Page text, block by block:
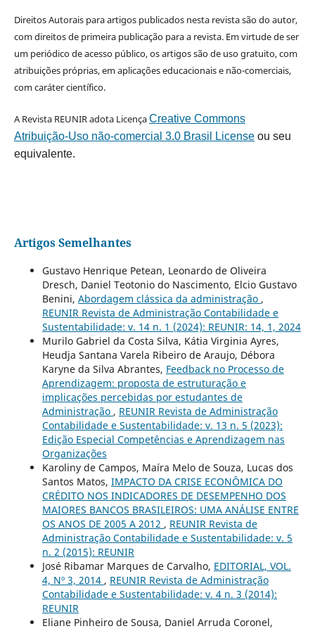
Direitos Autorais para artigos publicados nesta revista são do autor,
com direitos de primeira publicação para a revista. Em virtude de ser
um periódico de acesso público, os artigos são de uso gratuito, com
atribuições próprias, em aplicações educacionais e não-comerciais,
com caráter científico.
A Revista REUNIR adota LicençaCreative Commons
Atribuição-Uso não-comercial 3.0 Brasil Licenseou seu
equivalente.
Artigos Semelhantes
Gustavo Henrique Petean, Leonardo de Oliveira
Dresch, Daniel Teotonio do Nascimento, Elcio Gustavo
Benini, Abordagem clássica da administração ,
REUNIR Revista de Administração Contabilidade e
Sustentabilidade: v. 14 n. 1 (2024): REUNIR: 14, 1, 2024
Murilo Gabriel da Costa Silva, Kátia Virginia Ayres,
Heudja Santana Varela Ribeiro de Araujo, Débora
Karyne da Silva Abrantes, Feedback no Processo de
Aprendizagem: proposta de estruturação e
implicações percebidas por estudantes de
Administração , REUNIR Revista de Administração
Contabilidade e Sustentabilidade: v. 13 n. 5 (2023):
Edição Especial Competências e Aprendizagem nas
Organizações
Karoliny de Campos, Maíra Melo de Souza, Lucas dos
Santos Matos, IMPACTO DA CRISE ECONÔMICA DO
CRÉDITO NOS INDICADORES DE DESEMPENHO DOS
MAIORES BANCOS BRASILEIROS: UMA ANÁLISE ENTRE
OS ANOS DE 2005 A 2012 , REUNIR Revista de
Administração Contabilidade e Sustentabilidade: v. 5
n. 2 (2015): REUNIR
José Ribamar Marques de Carvalho, EDITORIAL, VOL.
4, Nº 3, 2014 , REUNIR Revista de Administração
Contabilidade e Sustentabilidade: v. 4 n. 3 (2014):
REUNIR
Eliane Pinheiro de Sousa, Daniel Arruda Coronel,